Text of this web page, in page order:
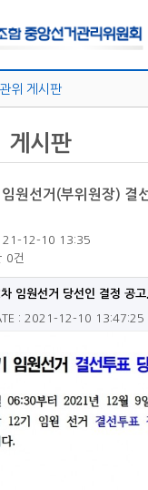
위 게시판
게시판
원선거(부위원장) 결
21-12-10 13:35
0건
임원선거 당선인 결정 공
: 2021-12-10 13:47:25